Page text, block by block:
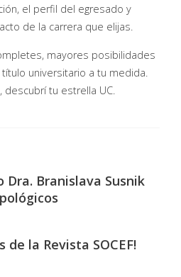
el perfil del egresado y
de la carrera que elijas.
mayores posibilidades
universitario a tu medida.
descubrí tu estrella UC.
Dra. Branislava Susnik
de la Revista SOCEF!